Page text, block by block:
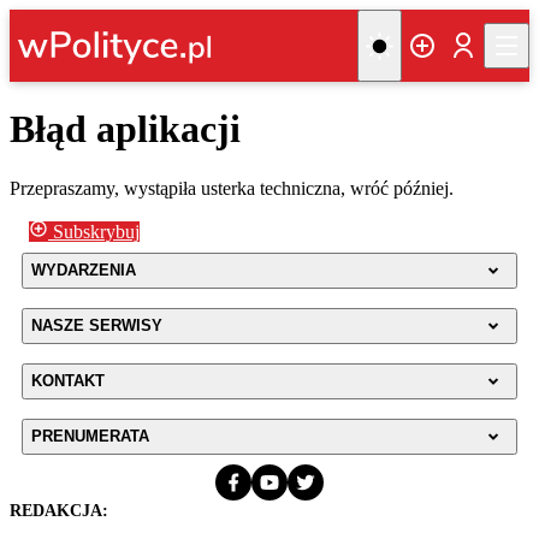
Błąd aplikacji
Przepraszamy, wystąpiła usterka techniczna, wróć później.
Subskrybuj
WYDARZENIA
NASZE SERWISY
KONTAKT
PRENUMERATA
REDAKCJA: